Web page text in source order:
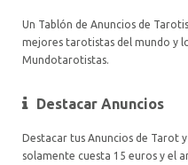
Un Tablón de Anuncios de
mejores tarotistas del mundo y
Mundotarotistas.
Destacar Anuncios
Destacar tus Anuncios de Tarot
solamente cuesta 15 euros y el